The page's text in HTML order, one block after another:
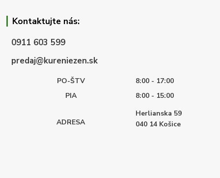
Kontaktujte nás:
0911 603 599
predaj@kureniezen.sk
PO-ŠTV
8:00 - 17:00
PIA
8:00 - 15:00
ADRESA
Herlianska 59
040 14 Košice